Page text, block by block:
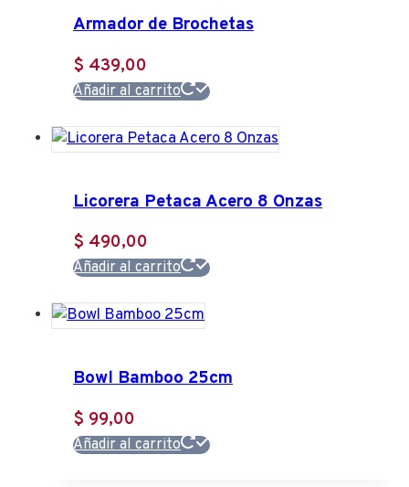
Armador de Brochetas
$ 439,00
Añadir al carrito
Licorera Petaca Acero 8 Onzas
$ 490,00
Añadir al carrito
Bowl Bamboo 25cm
$ 99,00
Añadir al carrito